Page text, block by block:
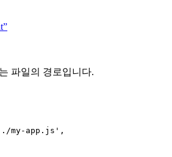
파일의 경로입니다.
./my-app.js ' ,